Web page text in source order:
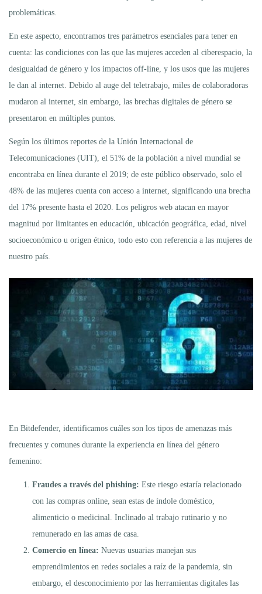
problemáticas.
En este aspecto, encontramos tres parámetros esenciales para tener en
cuenta: las condiciones con las que las mujeres acceden al ciberespacio, la
desigualdad de género y los impactos off-line, y los usos que las mujeres
le dan al internet. Debido al auge del teletrabajo, miles de colaboradoras
mudaron al internet, sin embargo, las brechas digitales de género se
presentaron en múltiples puntos.
Según los últimos reportes de la Unión Internacional de
Telecomunicaciones (UIT), el 51% de la población a nivel mundial se
encontraba en línea durante el 2019; de este público observado, solo el
48% de las mujeres cuenta con acceso a internet, significando una brecha
del 17% presente hasta el 2020. Los peligros web atacan en mayor
magnitud por limitantes en educación, ubicación geográfica, edad, nivel
socioeconómico u origen étnico, todo esto con referencia a las mujeres de
nuestro país.
En Bitdefender, identificamos cuáles son los tipos de amenazas más
frecuentes y comunes durante la experiencia en línea del género
femenino:
Fraudes a través del phishing: Este riesgo estaría relacionado
con las compras online, sean estas de índole doméstico,
alimenticio o medicinal. Inclinado al trabajo rutinario y no
remunerado en las amas de casa.
Comercio en línea: Nuevas usuarias manejan sus
emprendimientos en redes sociales a raíz de la pandemia, sin
embargo, el desconocimiento por las herramientas digitales las